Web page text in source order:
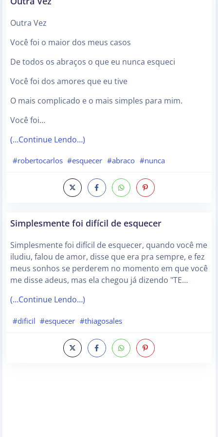
Outra Vez
Você foi o maior dos meus casos
De todos os abraços o que eu nunca esqueci
Você foi dos amores que eu tive
O mais complicado e o mais simples para mim.
Você foi…
(…Continue Lendo…)
#robertocarlos #esquecer #abraco #nunca
Simplesmente foi difícil de esquecer
Simplesmente foi difícil de esquecer, quando você me
iludiu, falou de amor, disse que era pra sempre, e fez
meus sonhos se perderem no momento em que você
me disse adeus, mas ela chegou já dizendo "TE…
(…Continue Lendo…)
#dificil #esquecer #thiagosales